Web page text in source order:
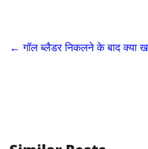
b
o
d
o
l e
← गॉल ब्लैडर निकलने के बाद क्या